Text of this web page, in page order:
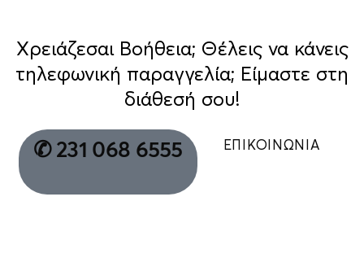
Χρειάζεσαι Βοήθεια; Θέλεις να κάνεις
τηλεφωνική παραγγελία; Είμαστε στη
διάθεσή σου!
✆ 231 068 6555 ΕΠΙΚΟΙΝΩΝΙΑ